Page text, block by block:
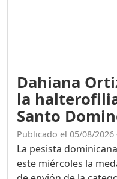
Dahiana
la
Santo
Publicado el 05/08/2026
La pesista
este miércoles la